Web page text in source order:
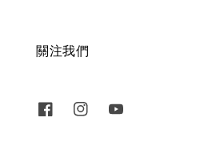
關注我們